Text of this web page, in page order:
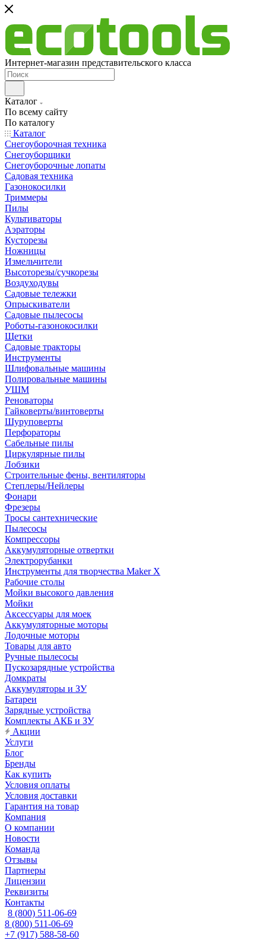
Интернет-магазин представительского класса
Каталог
По всему сайту
По каталогу
Каталог
Снегоуборочная техника
Снегоуборщики
Снегоуборочные лопаты
Садовая техника
Газонокосилки
Триммеры
Пилы
Культиваторы
Аэраторы
Кусторезы
Ножницы
Измельчители
Высоторезы/сучкорезы
Воздуходувы
Садовые тележки
Опрыскиватели
Садовые пылесосы
Роботы-газонокосилки
Щетки
Садовые тракторы
Инструменты
Шлифовальные машины
Полировальные машины
УШМ
Реноваторы
Гайковерты/винтоверты
Шуруповерты
Перфораторы
Сабельные пилы
Циркулярные пилы
Лобзики
Строительные фены, вентиляторы
Степлеры/Нейлеры
Фонари
Фрезеры
Тросы сантехнические
Пылесосы
Компрессоры
Аккумуляторные отвертки
Электрорубанки
Инструменты для творчества Maker X
Рабочие столы
Мойки высокого давления
Мойки
Аксессуары для моек
Аккумуляторные моторы
Лодочные моторы
Товары для авто
Ручные пылесосы
Пускозарядные устройства
Домкраты
Аккумуляторы и ЗУ
Батареи
Зарядные устройства
Комплекты АКБ и ЗУ
Акции
Услуги
Блог
Бренды
Как купить
Условия оплаты
Условия доставки
Гарантия на товар
Компания
О компании
Новости
Команда
Отзывы
Партнеры
Лицензии
Реквизиты
Контакты
8 (800) 511-06-69
8 (800) 511-06-69
+7 (917) 588-58-60